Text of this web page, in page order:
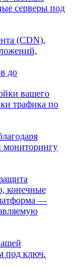
серверы под
(CDN),
до
вашего
трафика по
мониторингу
конечные
—
под ключ.